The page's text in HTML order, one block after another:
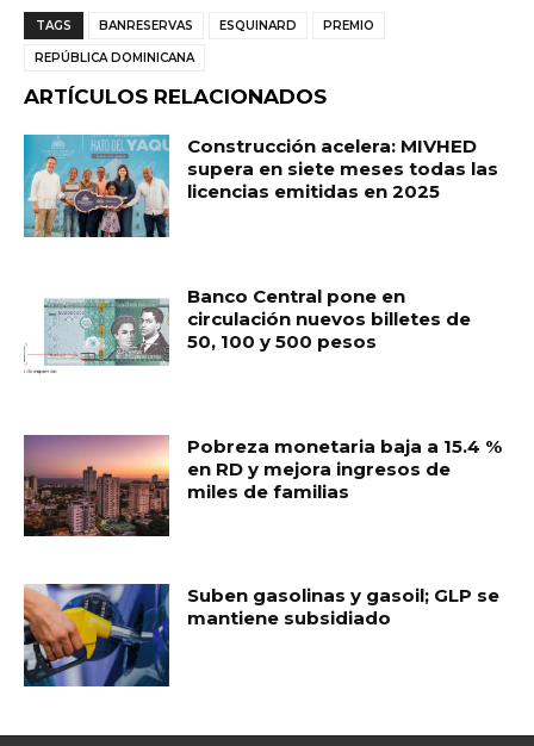
c
e
b
o
o
k
a
ts
A
p
p
ai m
ar
ti
r
TAGS BANRESERVAS ESQUINARD PREMIO
REPÚBLICA DOMINICANA
ARTÍCULOS RELACIONADOS
Construcción acelera: MIVHED
supera en siete meses todas las
licencias emitidas en 2025
Banco Central pone en
circulación nuevos billetes de
50, 100 y 500 pesos
Pobreza monetaria baja a 15.4 %
en RD y mejora ingresos de
miles de familias
Suben gasolinas y gasoil; GLP se
mantiene subsidiado